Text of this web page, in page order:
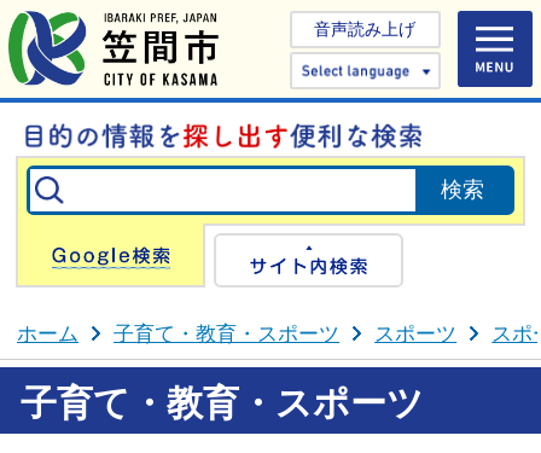
音声読み上げ
Select
Google検索
ホーム 子育て・教育・スポーツ スポーツ スポ
子育て・教育・スポーツ